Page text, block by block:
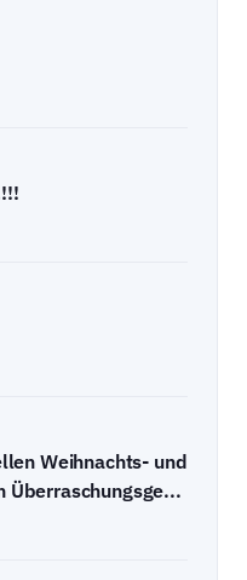
Weihnachts- und
Überraschungsge...